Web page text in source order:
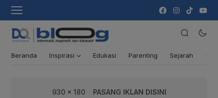
Beranda Inspirasi Edukasi Parenting Sejarah
930 x 180 PASANG IKLAN DISINI